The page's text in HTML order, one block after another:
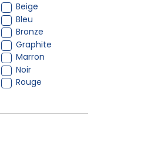
Beige
Bleu
Bronze
Graphite
Marron
Noir
Rouge